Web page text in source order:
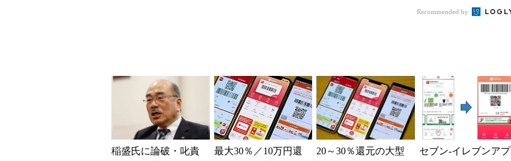
解説
Recommended by
稲盛氏に論破・叱責
最大30％／10万円還
20～30％還元の大型
セブン‐イレブンアプ